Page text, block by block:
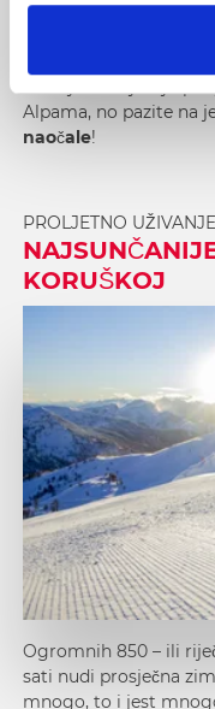
Alpama, no pazite na
naočale!
PROLJETNO
KORUŠKOJ
Ogromnih 850 – ili
sati nudi prosječna
mnogo, to i jest